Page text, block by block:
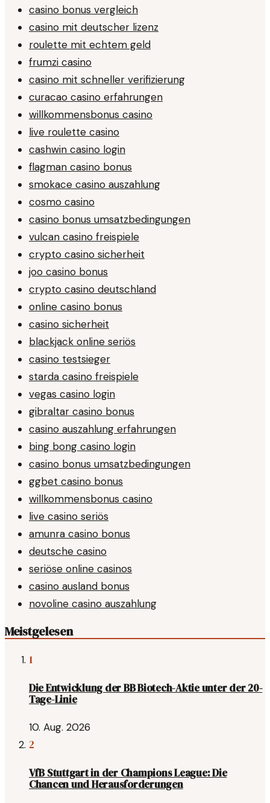
casino bonus vergleich
casino mit deutscher lizenz
roulette mit echtem geld
frumzi casino
casino mit schneller verifizierung
curacao casino erfahrungen
willkommensbonus casino
live roulette casino
cashwin casino login
flagman casino bonus
smokace casino auszahlung
cosmo casino
casino bonus umsatzbedingungen
vulcan casino freispiele
crypto casino sicherheit
joo casino bonus
crypto casino deutschland
online casino bonus
casino sicherheit
blackjack online seriös
casino testsieger
starda casino freispiele
vegas casino login
gibraltar casino bonus
casino auszahlung erfahrungen
bing bong casino login
casino bonus umsatzbedingungen
ggbet casino bonus
willkommensbonus casino
live casino seriös
amunra casino bonus
deutsche casino
seriöse online casinos
casino ausland bonus
novoline casino auszahlung
Meistgelesen
1
Die Entwicklung der BB Biotech-Aktie unter der 20-
Tage-Linie
10. Aug. 2026
2
VfB Stuttgart in der Champions League: Die
Chancen und Herausforderungen